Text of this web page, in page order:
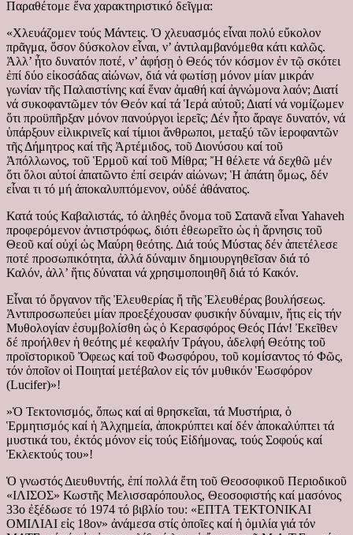
Παραθέτομε ἕνα χαρακτηριστικό δεῖγμα:
«Χλευάζομεν τούς Μάντεις. Ὁ χλευασμός εἶναι πολύ εὔκολον
πρᾶγμα, ὅσον δύσκολον εἶναι, ν’ ἀντιλαμβανόμεθα κάτι καλῶς.
Ἀλλ’ ἦτο δυνατόν ποτέ, ν’ ἀφήσῃ ὁ Θεός τόν κόσμον ἐν τῷ σκότει
ἐπί δύο εἰκοσάδας αἰώνων, διά νά φωτίσῃ μόνον μίαν μικράν
γωνίαν τῆς Παλαιστίνης καί ἕναν ἀμαθή καί ἀγνώμονα λαόν; Διατί
νά συκοφαντῶμεν τόν Θεόν καί τά Ἱερά αὐτοῦ; Διατί νά νομίζωμεν
ὅτι προϋπῆρξαν μόνον πανούργοι ἱερεῖς; Δέν ἦτο ἄραγε δυνατόν, νά
ὑπάρξουν εἰλικρινεῖς καί τίμιοι ἄνθρωποι, μεταξύ τῶν ἱεροφαντῶν
τῆς Δήμητρος καί τῆς Ἀρτέμιδος, τοῦ Διονύσου καί τοῦ
Ἀπόλλωνος, τοῦ Ἑρμοῦ καί τοῦ Μίθρα; Ἤ θέλετε νά δεχθῶ μέν
ὅτι ὅλοι αὐτοί ἀπατῶντο ἐπί σειράν αἰώνων; Ἡ ἀπάτη ὅμως, δέν
εἶναι τι τό μή ἀποκαλυπτόμενον, οὐδέ ἀθάνατος.
Κατά τούς Καβαλιστάς, τό ἀληθές ὄνομα τοῦ Σατανᾶ εἶναι Yahaveh
προφερόμενον ἀντιστρόφως, διότι ἐθεωρεῖτο ὡς ἡ ἄρνησις τοῦ
Θεοῦ καί οὐχί ὡς Μαύρη θεότης. Διά τούς Μύστας δέν ἀπετέλεσε
ποτέ προσωπικότητα, ἀλλά δύναμιν δημιουργηθεῖσαν διά τό
Καλόν, ἀλλ’ ἥτις δύναται νά χρησιμοποιηθῆ διά τό Κακόν.
Εἶναι τό ὄργανον τῆς Ἐλευθερίας ἤ τῆς Ἐλευθέρας βουλήσεως.
Ἀντιπροσωπεύει μίαν προεξέχουσαν φυσικήν δύναμιν, ἥτις εἰς τήν
Μυθολογίαν ἐσυμβολίσθη ὡς ὁ Κερασφόρος Θεός Πάν! Ἐκεῖθεν
δέ προήλθεν ἡ θεότης μέ κεφαλήν Τράγου, ἀδελφή Θεότης τοῦ
προϊστορικοῦ Ὄφεως καί τοῦ Φωσφόρου, τοῦ κομίσαντος τό Φῶς,
τόν ὁποῖον οἱ Ποιηταί μετέβαλον εἰς τόν μυθικόν Ἑωσφόρον
(Lucifer)»!
»Ὁ Τεκτονισμός, ὅπως καί αἱ θρησκεῖαι, τά Μυστήρια, ὁ
Ἑρμητισμός καί ἡ Ἀλχημεία, ἀποκρύπτει καί δέν ἀποκαλύπτει τά
μυστικά του, ἐκτός μόνον εἰς τούς Εἰδήμονας, τούς Σοφούς καί
Ἐκλεκτούς του»!
Ὁ γνωστός Διευθυντής, ἐπί πολλά ἔτη τοῦ Θεοσοφικοῦ Περιοδικοῦ
«ΙΛΙΣΟΣ» Κωστῆς Μελισσαρόπουλος, Θεοσοφιστής καί μασόνος
33ο ἐξέδωσε τό 1974 τό βιβλίο του: «ΕΠΤΑ ΤΕΚΤΟΝΙΚΑΙ
ΟΜΙΛΙΑΙ εἰς 18ον» ἀνάμεσα στίς ὁποῖες καί ἡ ὁμιλία γιά τόν